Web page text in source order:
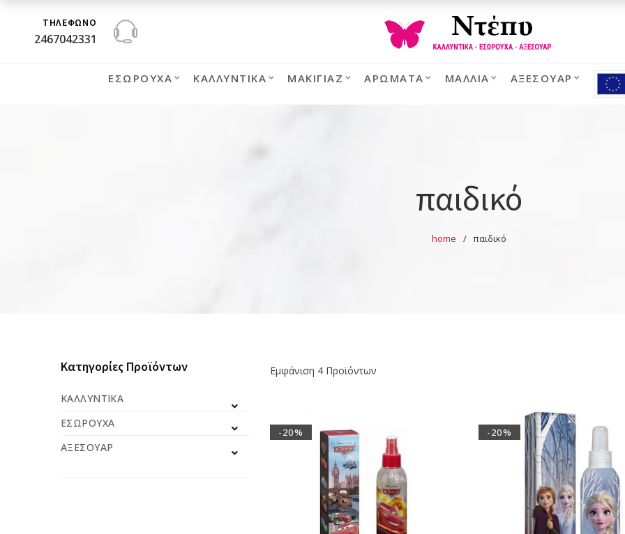
ΤΗΛΕΦΩΝΟ
2467042331
ΕΣΏΡΟΥΧΑ ΚΑΛΛΥΝΤΙΚΆ ΜΑΚΙΓΙΆΖ ΑΡΏΜΑΤΑ ΜΑΛΛΙΆ ΑΞΕΣΟΥΆΡ
παιδικό
home παιδικό
Εμφάνιση 4 Προϊόντων
-20% -20%
Κατηγορίες Προϊόντων
ΚΑΛΛΥΝΤΙΚΆ
ΕΣΏΡΟΥΧΑ
ΑΞΕΣΟΥΆΡ